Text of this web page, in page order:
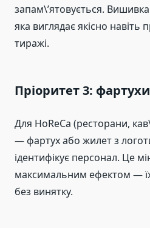
запам\’ятовується.
яка виглядає якісно
тиражі.
Пріоритет 3:
Для HoReCa (ресторани,
— фартух або жилет з
ідентифікує персонал. Це
максимальним ефектом — їх
без винятку.